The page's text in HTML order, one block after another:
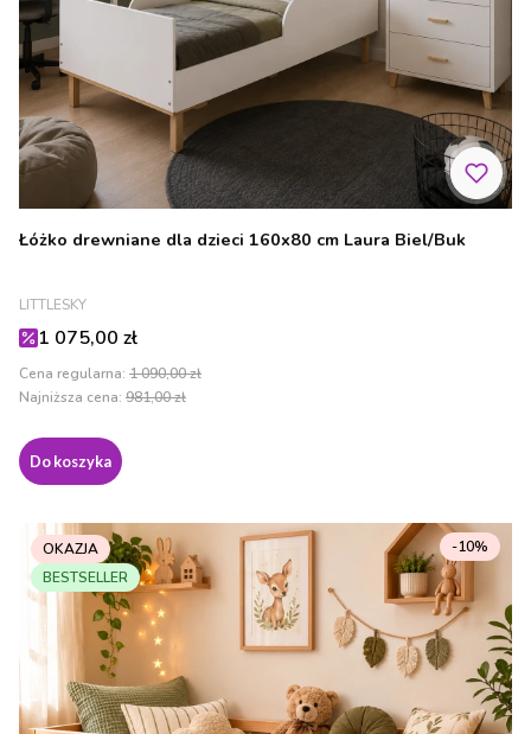
Łóżko drewniane dla dzieci 160x80 cm Laura Biel/Buk
PRODUCENT
LITTLESKY
Cena promocyjna
1 075,00 zł
Cena regularna: 1 090,00 zł
Najniższa cena: 981,00 zł
Do koszyka
OKAZJA
BESTSELLER
-10%